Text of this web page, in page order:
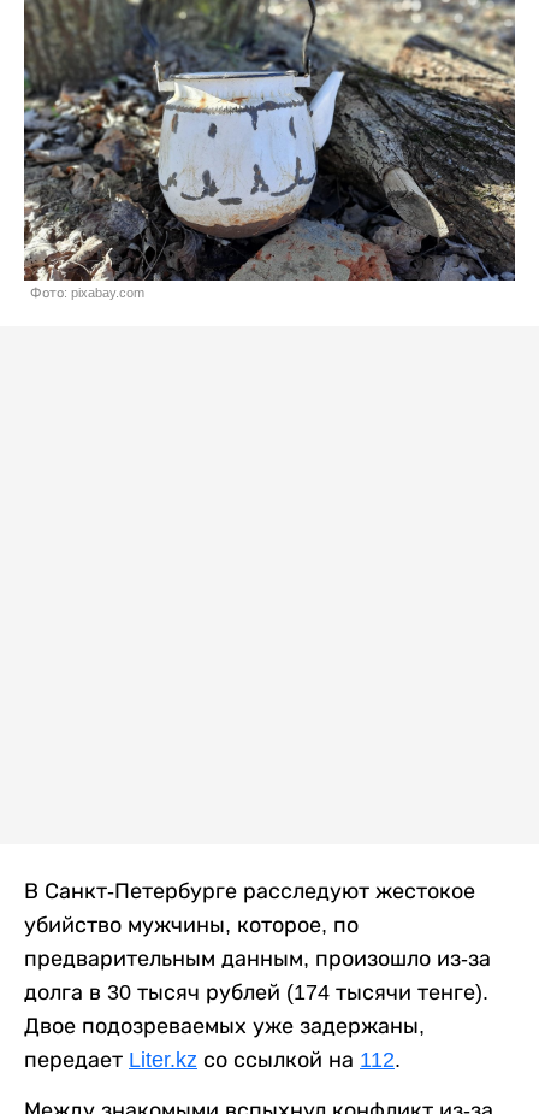
Фото: pixabay.com
В Санкт-Петербурге расследуют жестокое
убийство мужчины, которое, по
предварительным данным, произошло из-за
долга в 30 тысяч рублей (174 тысячи тенге).
Двое подозреваемых уже задержаны,
передает Liter.kz со ссылкой на 112.